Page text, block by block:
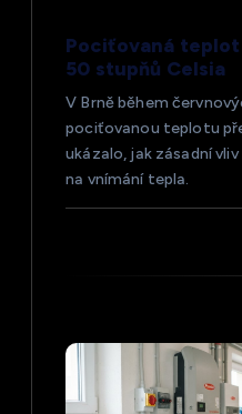
Pociťovaná
50 stupňů Celsia
V Brně během
pociťovanou teplotu
ukázalo, jak zásadní
na vnímání tepla.